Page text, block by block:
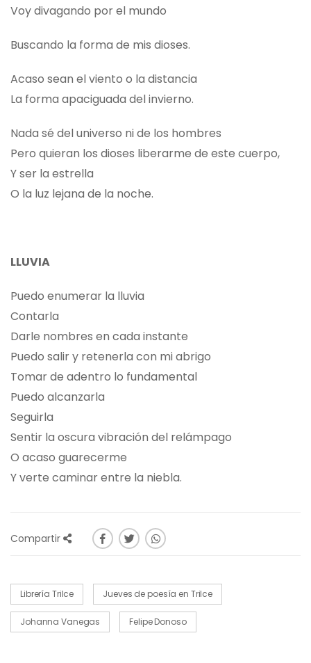
Voy divagando por el mundo
Buscando la forma de mis dioses.
Acaso sean el viento o la distancia
La forma apaciguada del invierno.
Nada sé del universo ni de los hombres
Pero quieran los dioses liberarme de este cuerpo,
Y ser la estrella
O la luz lejana de la noche.
LLUVIA
Puedo enumerar la lluvia
Contarla
Darle nombres en cada instante
Puedo salir y retenerla con mi abrigo
Tomar de adentro lo fundamental
Puedo alcanzarla
Seguirla
Sentir la oscura vibración del relámpago
O acaso guarecerme
Y verte caminar entre la niebla.
Compartir
Librería Trilce Jueves de poesía en Trilce
Johanna Vanegas Felipe Donoso